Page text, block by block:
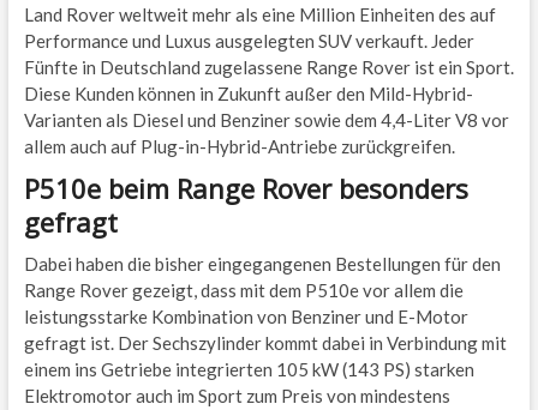
Land Rover weltweit mehr als eine Million Einheiten des auf
Performance und Luxus ausgelegten SUV verkauft. Jeder
Fünfte in Deutschland zugelassene Range Rover ist ein Sport.
Diese Kunden können in Zukunft außer den Mild-Hybrid-
Varianten als Diesel und Benziner sowie dem 4,4-Liter V8 vor
allem auch auf Plug-in-Hybrid-Antriebe zurückgreifen.
P510e beim Range Rover besonders
gefragt
Dabei haben die bisher eingegangenen Bestellungen für den
Range Rover gezeigt, dass mit dem P510e vor allem die
leistungsstarke Kombination von Benziner und E-Motor
gefragt ist. Der Sechszylinder kommt dabei in Verbindung mit
einem ins Getriebe integrierten 105 kW (143 PS) starken
Elektromotor auch im Sport zum Preis von mindestens